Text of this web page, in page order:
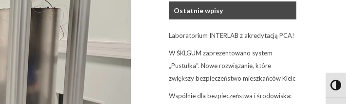
Ostatnie wpisy
Laboratorium INTERLAB z akredytacją PCA!
W ŚKLGUM zaprezentowano system
„Pustułka”. Nowe rozwiązanie, które
zwiększy bezpieczeństwo mieszkańców Kielc
Wspólnie dla bezpieczeństwa i środowiska: